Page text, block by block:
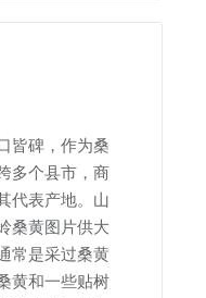
皆碑，作为桑
多个县市，商
代表产地。山
桑黄图片供大
常是采过桑黄
黄和一些贴树